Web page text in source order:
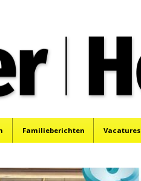
Familieberichten Vacatures